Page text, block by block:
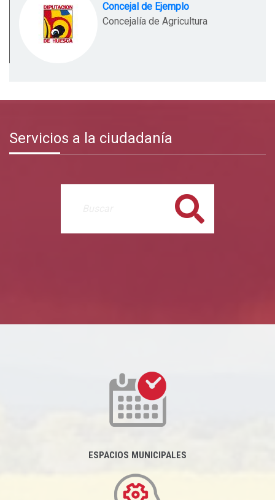
Concejal de Ejemplo
Concejalía de Agricultura
Servicios a la ciudadanía
Buscar
ESPACIOS MUNICIPALES